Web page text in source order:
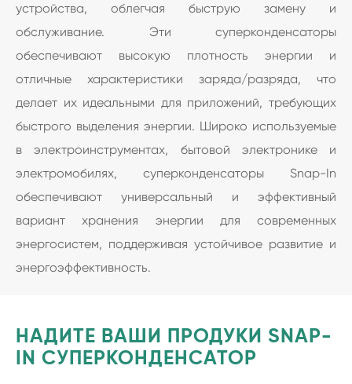
устройства, облегчая быструю замену и
обслуживание. Эти суперконденсаторы
обеспечивают высокую плотность энергии и
отличные характеристики заряда/разряда, что
делает их идеальными для приложений, требующих
быстрого выделения энергии. Широко используемые
в электроинструментах, бытовой электронике и
электромобилях, суперконденсаторы Snap-In
обеспечивают универсальный и эффективный
вариант хранения энергии для современных
энергосистем, поддерживая устойчивое развитие и
энергоэффективность.
НАДИТЕ ВАШИ ПРОДУКИ SNAP-
IN СУПЕРКОНДЕНСАТОР